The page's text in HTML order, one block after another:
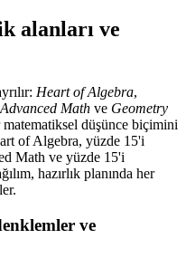
alanları ve
Heart of Algebra,
Advanced Math ve Geometry
düşünce biçimini
of Algebra, yüzde 15'i
Math ve yüzde 15'i
hazırlık planında her
ve